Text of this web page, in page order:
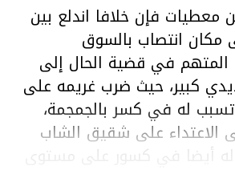
فإن خلافا اندلع بين
مكان انتصاب بالسوق
المتهم في قضية الحال إلى
كبير، حيث ضرب غريمه على
له في كسر بالجمجمة،
الاعتداء على شقيق الشاب
له أيضا في كسور على مستوى